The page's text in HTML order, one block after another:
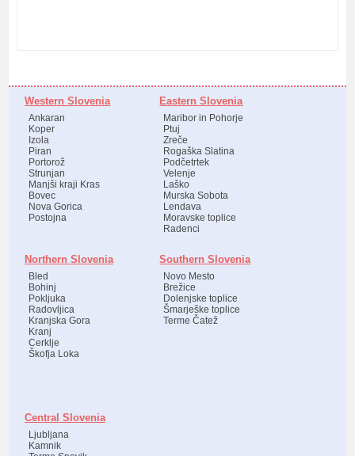
Western Slovenia
Ankaran
Koper
Izola
Piran
Portorož
Strunjan
Manjši kraji Kras
Bovec
Nova Gorica
Postojna
Eastern Slovenia
Maribor in Pohorje
Ptuj
Zreče
Rogaška Slatina
Podčetrtek
Velenje
Laško
Murska Sobota
Lendava
Moravske toplice
Radenci
Northern Slovenia
Bled
Bohinj
Pokljuka
Radovljica
Kranjska Gora
Kranj
Cerklje
Škofja Loka
Southern Slovenia
Novo Mesto
Brežice
Dolenjske toplice
Šmarješke toplice
Terme Čatež
Central Slovenia
Ljubljana
Kamnik